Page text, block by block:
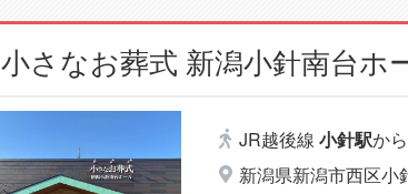
小さなお葬式 新潟小針南台ホ
JR越後線 小針駅から
新潟県新潟市西区小